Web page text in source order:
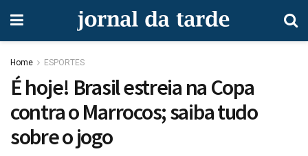
Home ESPORTES
É hoje! Brasil estreia na Copa
contra o Marrocos; saiba tudo
sobre o jogo